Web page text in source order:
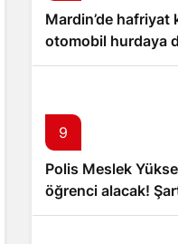
Mardin’de hafriyat
otomobil hurdaya
9
Polis Meslek
öğrenci alacak!